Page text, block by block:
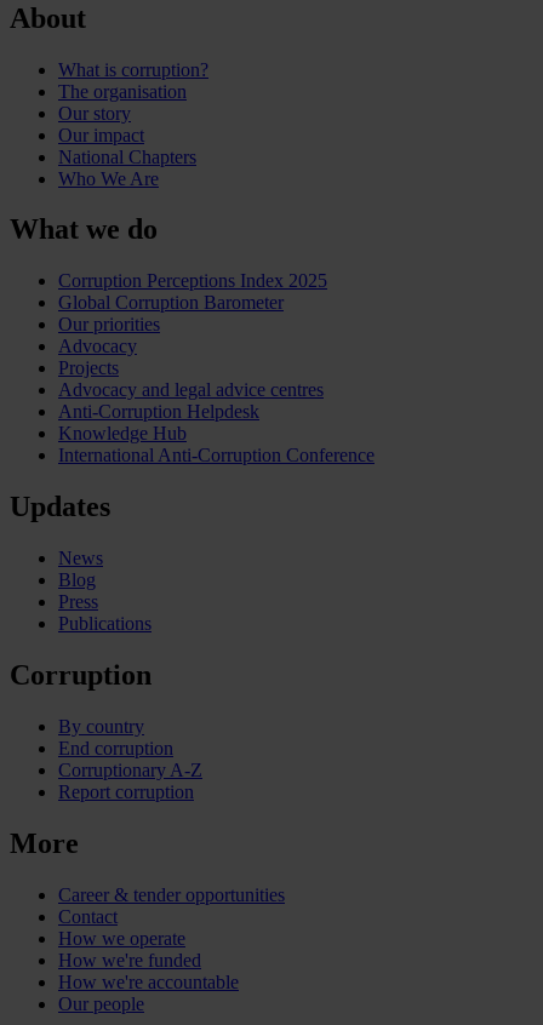
About
What is corruption?
The organisation
Our story
Our impact
National Chapters
Who We Are
What we do
Corruption Perceptions Index 2025
Global Corruption Barometer
Our priorities
Advocacy
Projects
Advocacy and legal advice centres
Anti-Corruption Helpdesk
Knowledge Hub
International Anti-Corruption Conference
Updates
News
Blog
Press
Publications
Corruption
By country
End corruption
Corruptionary A-Z
Report corruption
More
Career & tender opportunities
Contact
How we operate
How we're funded
How we're accountable
Our people